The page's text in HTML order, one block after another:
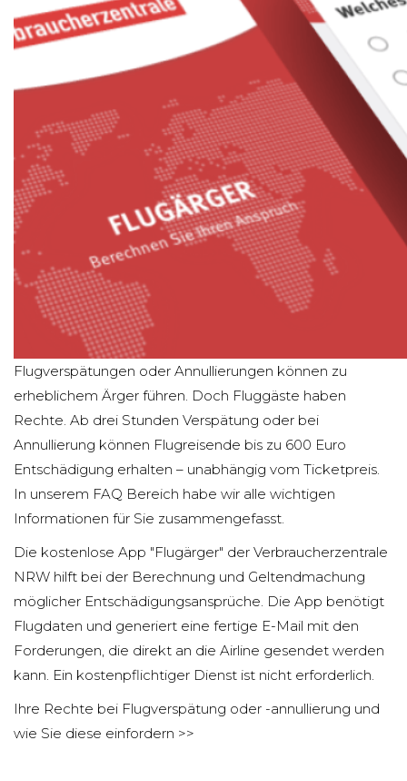
Flugverspätungen oder Annullierungen können zu
erheblichem Ärger führen. Doch Fluggäste haben
Rechte. Ab drei Stunden Verspätung oder bei
Annullierung können Flugreisende bis zu 600 Euro
Entschädigung erhalten – unabhängig vom Ticketpreis.
In unserem FAQ Bereich habe wir alle wichtigen
Informationen für Sie zusammengefasst.
Die kostenlose App "Flugärger" der Verbraucherzentrale
NRW hilft bei der Berechnung und Geltendmachung
möglicher Entschädigungsansprüche. Die App benötigt
Flugdaten und generiert eine fertige E-Mail mit den
Forderungen, die direkt an die Airline gesendet werden
kann. Ein kostenpflichtiger Dienst ist nicht erforderlich.
Ihre Rechte bei Flugverspätung oder -annullierung und
wie Sie diese einfordern >>